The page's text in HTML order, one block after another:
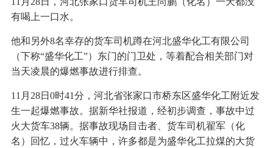
有喝上一口水。
他和另外8名幸存的货车司机蹲在河北盛华化工有限公司
（下称“盛华化工”）东门的门卫处，等着配合相关部门对
当天凌晨的爆燃事故进行排查。
11月28日0时41分，河北省张家口市桥东区盛华化工附近发
生一起爆燃事故。据新华社报道，经初步调查，事故中过
火大货车38辆。据事故现场目击者、货车司机翟军（化
名）回忆，过火车辆中，许多都是为盛华化工拉煤的大货